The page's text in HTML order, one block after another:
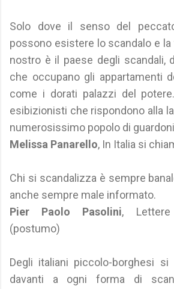
Solo dove il senso del
possono esistere lo scandalo e la
nostro è il paese degli scandali,
che occupano gli appartamenti
come i dorati palazzi del
esibizionisti che rispondono alla
numerosissimo popolo di
Melissa Panarello, In Italia si
Chi si scandalizza è sempre
anche sempre male informato.
Pier Paolo Pasolini, Lettere
(postumo)
Degli italiani piccolo-borghesi si
davanti a ogni forma di